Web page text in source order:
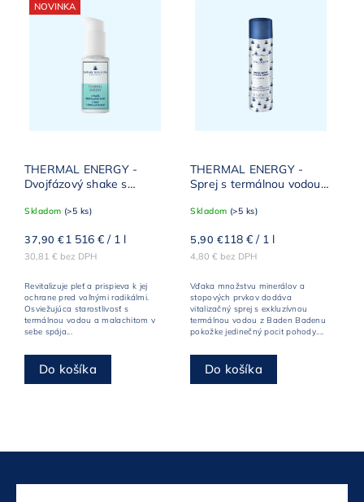
Najpredávanejšie
NOVINKA
THERMAL ENERGY -
Dvojfázový shake s
Skladom (>5 ks)
30,81 € bez DPH
37,90 €1 516 € / 1 l
Do košíka
Revitalizuje pleť a prispieva k jej
ochrane pred voľnými radikálmi.
Osviežujúca starostlivosť s
termálnou vodou a malachitom v
sebe spája...
THERMAL ENERGY -
Sprej s termálnou vodou z
Skladom (>5 ks)
4,80 € bez DPH
5,90 €118 € / 1 l
Do košíka
Vďaka množstvu minerálov a
stopových prvkov dodáva
vitalizačný sprej s exkluzívnou
termálnou vodou z Baden Badenu
pokožke jedinečný pocit pohody....